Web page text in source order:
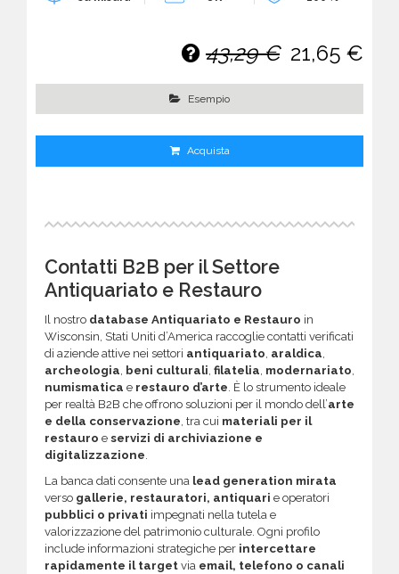
43,29 € 21,65 €
Esempio
Acquista
Contatti B2B per il Settore
Antiquariato e Restauro
Il nostro database Antiquariato e Restauro in
Wisconsin, Stati Uniti d’America raccoglie contatti verificati
di aziende attive nei settori antiquariato, araldica,
archeologia, beni culturali, filatelia, modernariato,
numismatica e restauro d’arte. È lo strumento ideale
per realtà B2B che offrono soluzioni per il mondo dell’arte
e della conservazione, tra cui materiali per il
restauro e servizi di archiviazione e
digitalizzazione.
La banca dati consente una lead generation mirata
verso gallerie, restauratori, antiquari e operatori
pubblici o privati impegnati nella tutela e
valorizzazione del patrimonio culturale. Ogni profilo
include informazioni strategiche per intercettare
rapidamente il target via email, telefono o canali